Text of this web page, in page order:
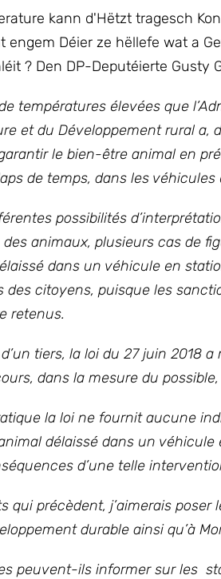
kann d'Hëtzt tragesch
Déier ze hëllefe wat a
? Den DP-Deputéierte Gusty
températures élevées que
et du Développement rural
le bien-être animal en
de temps, dans les
possibilités
animaux, plusieurs cas de
dans un véhicule en
des citoyens, puisque les
retenus.
tiers, la loi du 27 juin 2018
dans la mesure du
la loi ne fournit aucune
délaissé dans un
d’une telle
qui précèdent, j’aimerais
durable ainsi qu’à
peuvent-ils informer sur les